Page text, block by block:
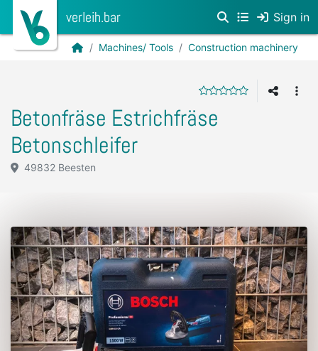
verleih.bar Sign in
Machines/ Tools Construction machinery
Betonfräse Estrichfräse
Betonschleifer
49832 Beesten